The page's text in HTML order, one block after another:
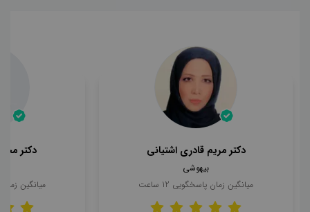
دکتر مریم قادری اشتیانی
بیهوشی
میانگین زمان پاسخگویی 12 ساعت
دکتر
میانگین